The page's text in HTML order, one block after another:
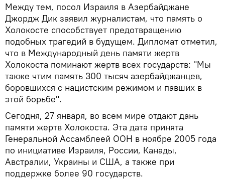
Между тем, посол Израиля в Азербайджане
Джордж Дик заявил журналистам, что память о
Холокосте способствует предотвращению
подобных трагедий в будущем. Дипломат отметил,
что в Международный день памяти жертв
Холокоста поминают жертв всех государств: "Мы
также чтим память 300 тысяч азербайджанцев,
боровшихся с нацистским режимом и павших в
этой борьбе".
Сегодня, 27 января, во всем мире отдают дань
памяти жертв Холокоста. Эта дата принята
Генеральной Ассамблеей ООН в ноябре 2005 года
по инициативе Израиля, России, Канады,
Австралии, Украины и США, а также при
поддержке более 90 государств.